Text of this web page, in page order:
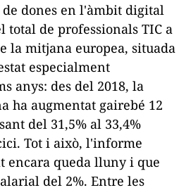
de dones en l'àmbit digital
total de professionals TIC a
la mitjana europea, situada
especialment
anys: des del 2018, la
ha augmentat gairebé 12
del 31,5% al 33,4%
Tot i això, l'informe
encara queda lluny i que
del 2%. Entre les